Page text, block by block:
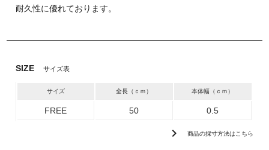
耐久性に優れております。
SIZE サイズ表
サイズ 全長（ｃｍ） 本体幅（ｃｍ）
FREE 50 0.5
chevron_right 商品の採寸方法はこちら